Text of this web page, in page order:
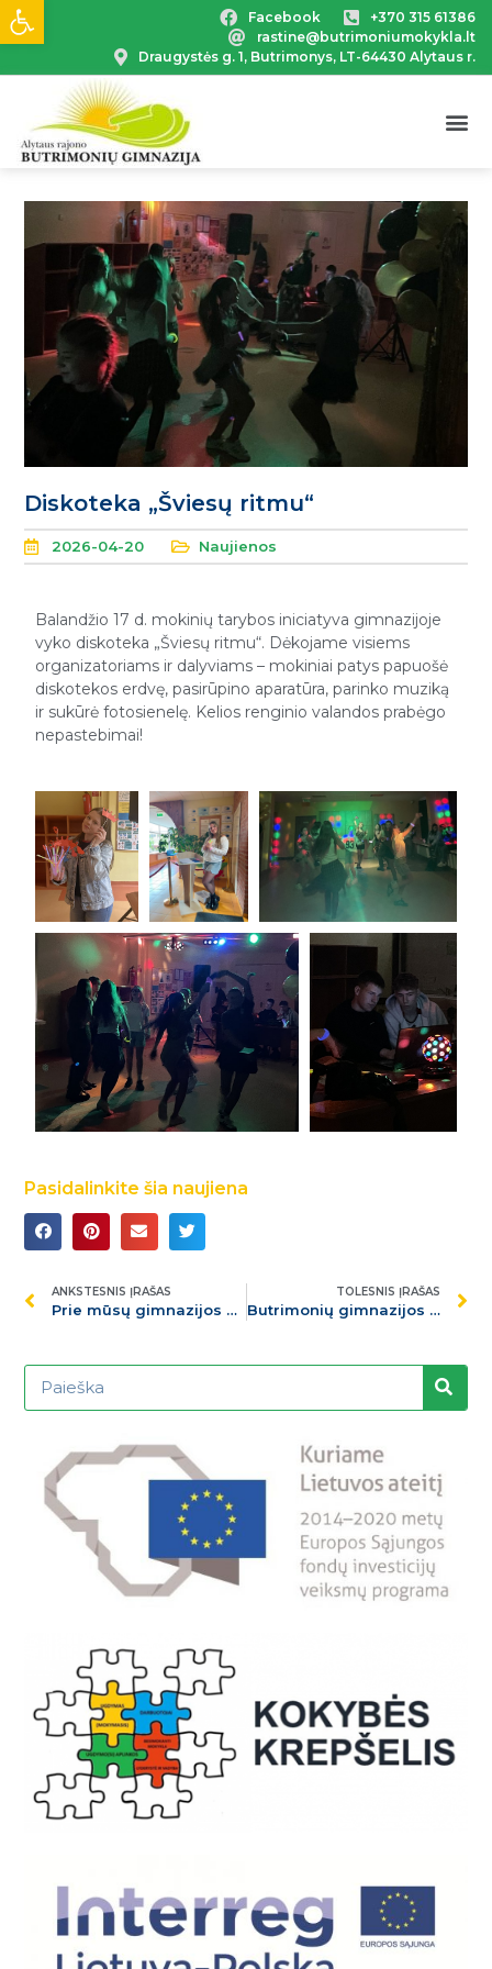
Facebook
+370 315 61386
rastine@butrimoniumokykla.lt
Draugystės g. 1, Butrimonys, LT-64430 Alytaus r.
Diskoteka „Šviesų ritmu“
2026-04-20 Naujienos
Balandžio 17 d. mokinių tarybos iniciatyva gimnazijoje
vyko diskoteka „Šviesų ritmu“. Dėkojame visiems
organizatoriams ir dalyviams – mokiniai patys papuošė
diskotekos erdvę, pasirūpino aparatūra, parinko muziką
ir sukūrė fotosienelę. Kelios renginio valandos prabėgo
nepastebimai!
Pasidalinkite šia naujiena
ANKSTESNIS ĮRAŠAS
Prie mūsų gimnazijos skleidžiasi tikras pavasario stebuklas – pražydo sakurų parkelis!
TOLESNIS ĮRAŠAS
Butrimonių gimnazijos mergaitės – Alytaus regiono ,,LADYGOLO“ čempionės